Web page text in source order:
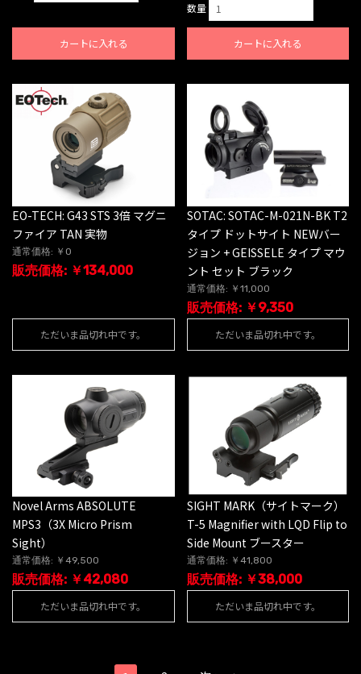
カートに入れる
数量
カートに入れる
EO-TECH: G43 STS 3倍 マグニ
ファイア TAN 実物
通常価格: ￥0
販売価格: ￥134,000
ただいま品切れ中です。
SOTAC: SOTAC-M-021N-BK T2
タイプ ドットサイト NEWバー
ジョン + GEISSELE タイプ マウ
ント セット ブラック
通常価格: ￥11,000
販売価格: ￥9,350
ただいま品切れ中です。
Novel Arms ABSOLUTE
MPS3（3X Micro Prism
Sight）
通常価格: ￥49,500
販売価格: ￥42,080
ただいま品切れ中です。
SIGHT MARK（サイトマーク）
T-5 Magnifier with LQD Flip to
Side Mount ブースター
通常価格: ￥41,800
販売価格: ￥38,000
ただいま品切れ中です。